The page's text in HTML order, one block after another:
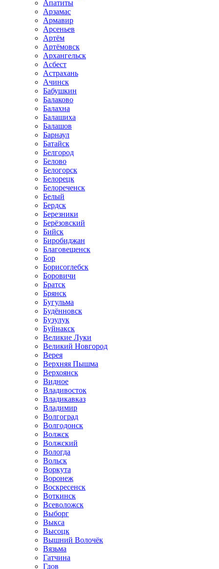
Апатиты
Арзамас
Армавир
Арсеньев
Артём
Артёмовск
Архангельск
Асбест
Астрахань
Ачинск
Бабушкин
Балаково
Балахна
Балашиха
Балашов
Барнаул
Батайск
Белгород
Белово
Белогорск
Белорецк
Белореченск
Белый
Бердск
Березники
Берёзовский
Бийск
Биробиджан
Благовещенск
Бор
Борисоглебск
Боровичи
Братск
Брянск
Бугульма
Будённовск
Бузулук
Буйнакск
Великие Луки
Великий Новгород
Верея
Верхняя Пышма
Верхоянск
Видное
Владивосток
Владикавказ
Владимир
Волгоград
Волгодонск
Волжск
Волжский
Вологда
Вольск
Воркута
Воронеж
Воскресенск
Воткинск
Всеволожск
Выборг
Выкса
Высоцк
Вышний Волочёк
Вязьма
Гатчина
Гдов